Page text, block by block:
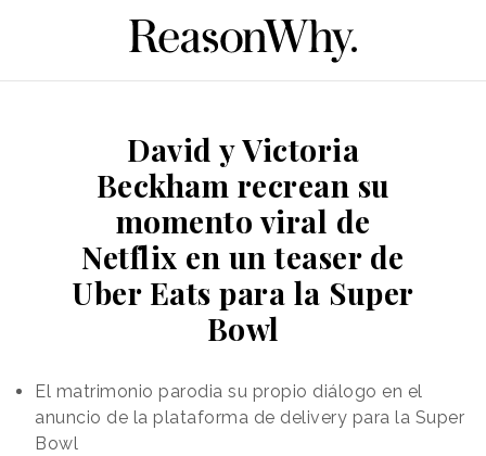
David y Victoria
Beckham recrean su
momento viral de
Netflix en un teaser de
Uber Eats para la Super
Bowl
El matrimonio parodia su propio diálogo en el
anuncio de la plataforma de delivery para la Super
Bowl